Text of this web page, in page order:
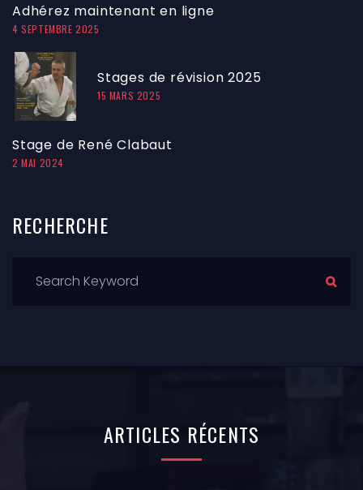
Adhérez maintenant en ligne
4 SEPTEMBRE 2025
Stages de révision 2025
15 MARS 2025
Stage de René Clabaut
2 MAI 2024
RECHERCHE
ARTICLES RÉCENTS